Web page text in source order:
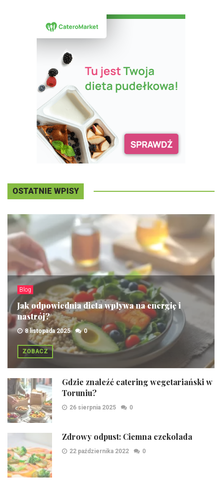
OSTATNIE WPISY
Blog
Jak odpowiednia dieta wpływa na energię i
nastrój?
8 listopada 2025 0
ZOBACZ
Gdzie znaleźć catering wegetariański w
Toruniu?
26 sierpnia 2025 0
Zdrowy odpust: Ciemna czekolada
22 października 2022 0